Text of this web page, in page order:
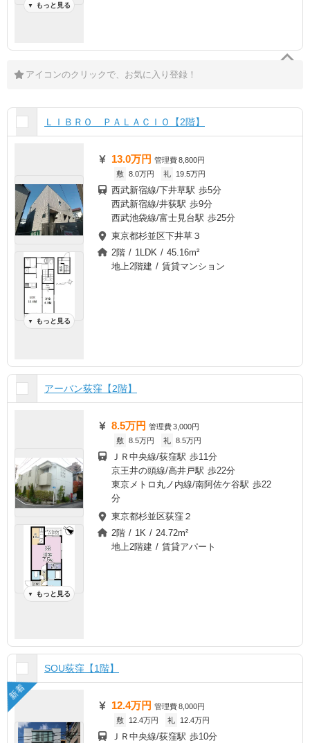
▼ もっと見る
アイコンのクリックで、お気に入り登録！
ＬＩＢＲＯ ＰＡＬＡＣＩＯ【2階】
▼ もっと見る
13.0万円 管理費8,800円
敷 8.0万円 礼 19.5万円
西武新宿線/下井草駅 歩5分
西武新宿線/井荻駅 歩9分
西武池袋線/富士見台駅 歩25分
東京都杉並区下井草３
2階 / 1LDK / 45.16m²
地上2階建 / 賃貸マンション
アーバン荻窪【2階】
▼ もっと見る
8.5万円 管理費3,000円
敷 8.5万円 礼 8.5万円
ＪＲ中央線/荻窪駅 歩11分
京王井の頭線/高井戸駅 歩22分
東京メトロ丸ノ内線/南阿佐ケ谷駅 歩22
分
東京都杉並区荻窪２
2階 / 1K / 24.72m²
地上2階建 / 賃貸アパート
SOU荻窪【1階】
新着
12.4万円 管理費8,000円
敷
12.4万円 礼 12.4万円
ＪＲ中央線/荻窪駅 歩10分